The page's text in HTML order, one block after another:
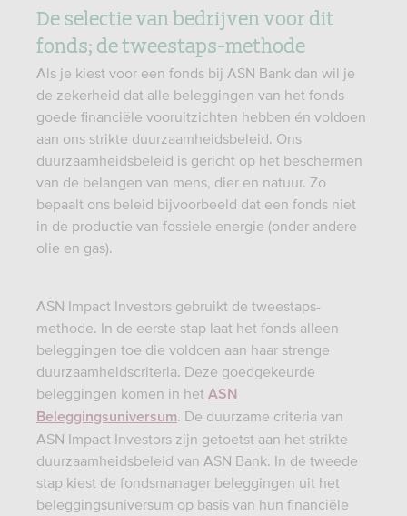
De selectie van bedrijven voor dit
fonds; de tweestaps-methode
Als je kiest voor een fonds bij ASN Bank dan wil je
de zekerheid dat alle beleggingen van het fonds
goede financiële vooruitzichten hebben én voldoen
aan ons strikte duurzaamheidsbeleid. Ons
duurzaamheidsbeleid is gericht op het beschermen
van de belangen van mens, dier en natuur. Zo
bepaalt ons beleid bijvoorbeeld dat een fonds niet
in de productie van fossiele energie (onder andere
olie en gas).
ASN Impact Investors gebruikt de tweestaps-
methode. In de eerste stap laat het fonds alleen
beleggingen toe die voldoen aan haar strenge
duurzaamheidscriteria. Deze goedgekeurde
beleggingen komen in het ASN
Beleggingsuniversum
. De duurzame criteria van
ASN Impact Investors zijn getoetst aan het strikte
duurzaamheidsbeleid van ASN Bank. In de tweede
stap kiest de fondsmanager beleggingen uit het
beleggingsuniversum op basis van hun financiële